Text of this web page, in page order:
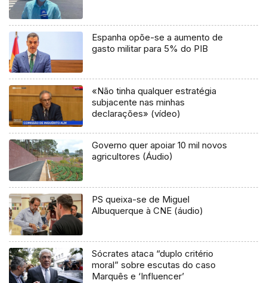
Espanha opõe-se a aumento de
gasto militar para 5% do PIB
«Não tinha qualquer estratégia
subjacente nas minhas
declarações» (vídeo)
Governo quer apoiar 10 mil novos
agricultores (Áudio)
PS queixa-se de Miguel
Albuquerque à CNE (áudio)
Sócrates ataca “duplo critério
moral” sobre escutas do caso
Marquês e ‘Influencer’